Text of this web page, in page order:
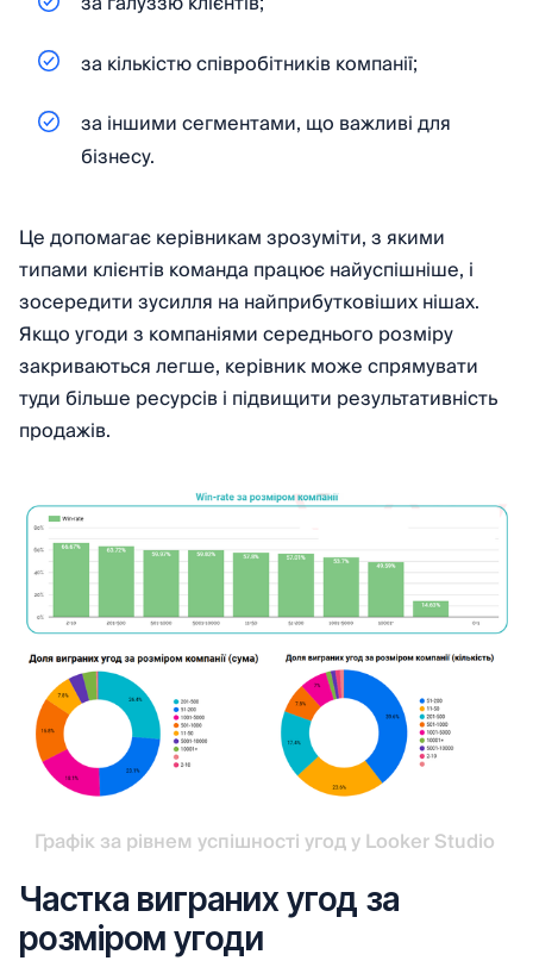
за кількістю співробітників компанії;
за іншими сегментами, що важливі для
бізнесу.
Це допомагає керівникам зрозуміти, з якими
типами клієнтів команда працює найуспішніше, і
зосередити зусилля на найприбутковіших нішах.
Якщо угоди з компаніями середнього розміру
закриваються легше, керівник може спрямувати
туди більше ресурсів і підвищити результативність
продажів.
Графік за рівнем успішності угод у Looker Studio
Частка виграних угод за
розміром угоди